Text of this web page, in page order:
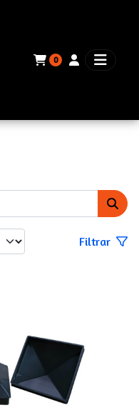
0
Filtrar